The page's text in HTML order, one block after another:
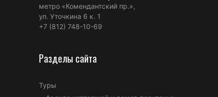
метро «Комендантский пр.»,
ул. Уточкина 6 к. 1
+7 (812) 748-10-69
Разделы сайта
Туры